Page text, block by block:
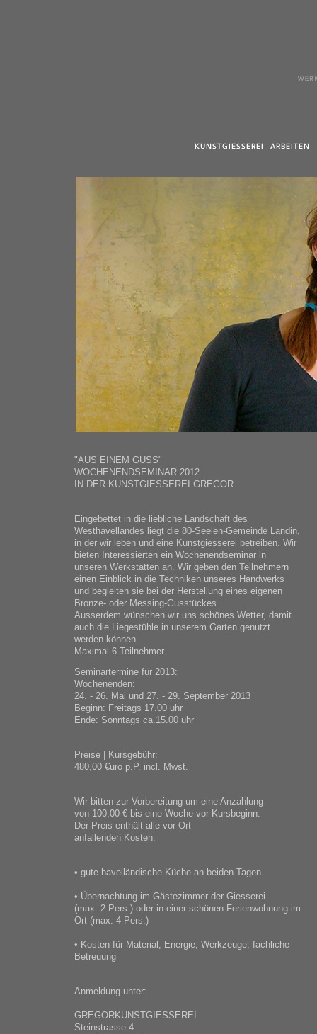
"AUS EINEM GUSS"
WOCHENENDSEMINAR 2012
IN DER KUNSTGIESSEREI GREGOR
Eingebettet in die liebliche Landschaft des
Westhavellandes liegt die 80-Seelen-Gemeinde Landin,
in der wir leben und eine Kunstgiesserei betreiben. Wir
bieten Interessierten ein Wochenendseminar in
unseren Werkstätten an. Wir geben den Teilnehmern
einen Einblick in die Techniken unseres Handwerks
und begleiten sie bei der Herstellung eines eigenen
Bronze- oder Messing-Gusstückes.
Ausserdem wünschen wir uns schönes Wetter, damit
auch die Liegestühle in unserem Garten genutzt
werden können.
Maximal 6 Teilnehmer.
Seminartermine für 2013:
Wochenenden:
24. - 26. Mai und 27. - 29. September 2013
Beginn: Freitags 17.00 uhr
Ende: Sonntags ca.15.00 uhr
Preise | Kursgebühr:
480,00 €uro p.P. incl. Mwst.
Wir bitten zur Vorbereitung um eine Anzahlung
von 100,00 € bis eine Woche vor Kursbeginn.
Der Preis enthält alle vor Ort
anfallenden Kosten:
• gute havelländische Küche an beiden Tagen
• Übernachtung im Gästezimmer der Giesserei
(max. 2 Pers.) oder in einer schönen Ferienwohnung im
Ort (max. 4 Pers.)
• Kosten für Material, Energie, Werkzeuge, fachliche
Betreuung
Anmeldung unter:
GREGORKUNSTGIESSEREI
Steinstrasse 4